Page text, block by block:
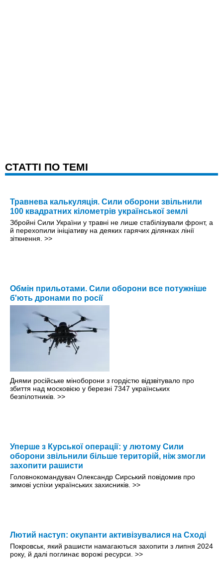
CТАТТІ ПО ТЕМІ
Травнева калькуляція. Сили оборони звільнили
100 квадратних кілометрів української землі
Збройні Сили України у травні не лише стабілізували фронт, а
й перехопили ініціативу на деяких гарячих ділянках лінії
зіткнення. >>
Обмін прильотами. Сили оборони все потужніше
б'ють дронами по росії
Днями російське міноборони з гордістю відзвітувало про
збиття над московією у березні 7347 українських
безпілотників. >>
Уперше з Курської операції: у лютому Сили
оборони звільнили більше територій, ніж змогли
захопити рашисти
Головнокомандувач Олександр Сирський повідомив про
зимові успіхи українських захисників. >>
Лютий наступ: окупанти активізувалися на Сході
Покровськ, який рашисти намагаються захопити з липня 2024
року, й далі поглинає ворожі ресурси. >>